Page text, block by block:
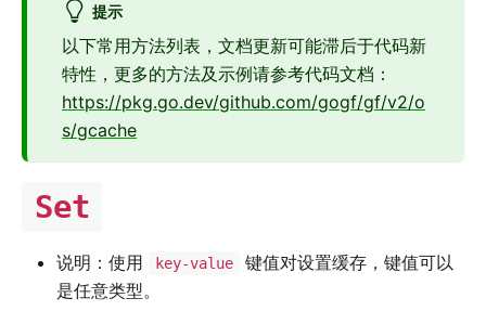
提示
以下常用方法列表，文档更新可能滞后于代码新
特性，更多的方法及示例请参考代码文档：
https://pkg.go.dev/github.com/gogf/gf/v2/o
s/gcache
Set
说明：使用 key-value
键值对设置缓存，键值可以
是任意类型。